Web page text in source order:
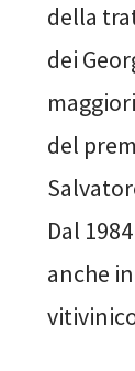
della
dei
del
Dal
anche